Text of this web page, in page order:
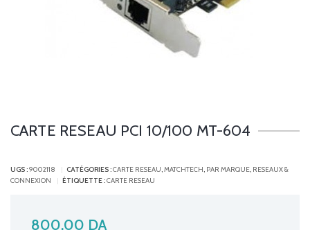
CARTE RESEAU PCI 10/100 MT-604
UGS :9002118 CATÉGORIES :CARTE RESEAU,MATCHTECH, PAR MARQUE, RESEAUX &
CONNEXION
ÉTIQUETTE :CARTE RESEAU
800.00 DA